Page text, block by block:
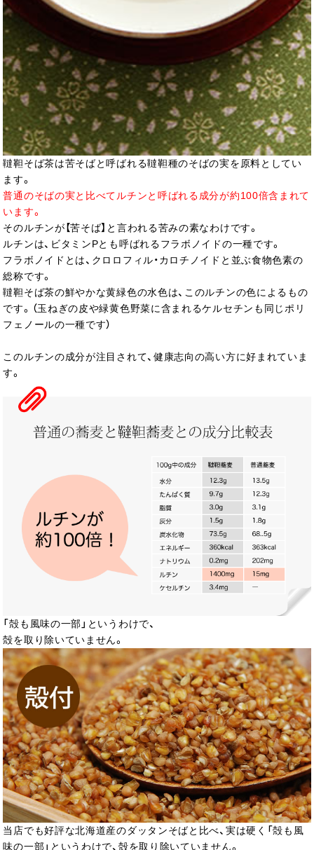
韃靼そば茶は苦そばと呼ばれる韃靼種のそばの実を原料としてい
ます。
普通のそばの実と比べてルチンと呼ばれる成分が約100倍含まれて
います。
そのルチンが【苦そば】と言われる苦みの素なわけです。
ルチンは、ビタミンPとも呼ばれるフラボノイドの一種です。
フラボノイドとは、クロロフィル・カロチノイドと並ぶ食物色素の
総称です。
韃靼そば茶の鮮やかな黄緑色の水色は、このルチンの色によるもの
です。（玉ねぎの皮や緑黄色野菜に含まれるケルセチンも同じポリ
フェノールの一種です）
このルチンの成分が注目されて、健康志向の高い方に好まれていま
す。
「殻も風味の一部」というわけで、
殻を取り除いていません。
当店でも好評な北海道産のダッタンそばと比べ、実は硬く「殻も風
味の一部」というわけで、殻を取り除いていません。